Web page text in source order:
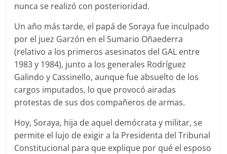
nunca se realizó con posterioridad.
Un año más tarde, el papá de Soraya fue inculpado
por el juez Garzón en el Sumario Oñaederra
(relativo a los primeros asesinatos del GAL entre
1983 y 1984), junto a los generales Rodríguez
Galindo y Cassinello, aunque fue absuelto de los
cargos imputados, lo que provocó airadas
protestas de sus dos compañeros de armas.
Hoy, Soraya, hija de aquel demócrata y militar, se
permite el lujo de exigir a la Presidenta del Tribunal
Constitucional para que explique por qué el esposo